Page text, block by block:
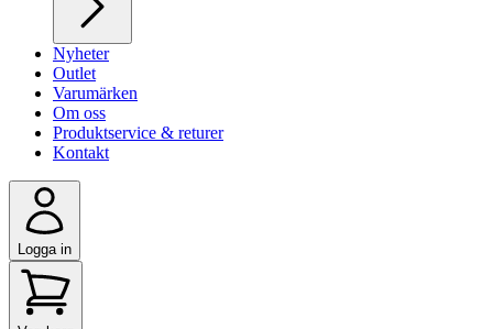
Nyheter
Outlet
Varumärken
Om oss
Produktservice & returer
Kontakt
Logga in